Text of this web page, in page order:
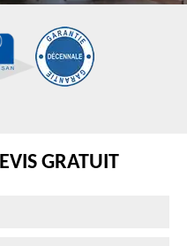
GRATUIT